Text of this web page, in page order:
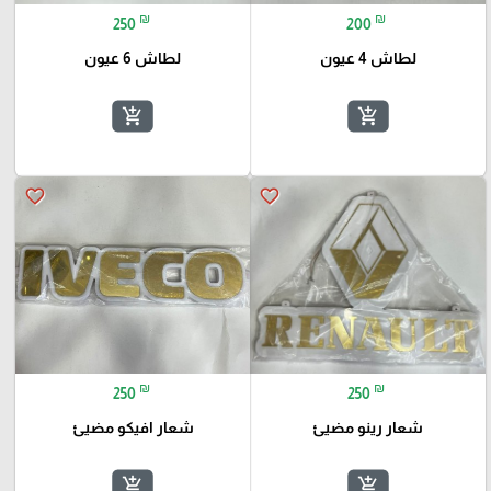
200 ₪
لطاش 4 عيون
add_shopping_cart
250 ₪
لطاش 6 عيون
add_shopping_cart
favorite_border
250 ₪
شعار رينو مضيئ
add_shopping_cart
favorite_border
250 ₪
شعار افيكو مضيئ
add_shopping_cart